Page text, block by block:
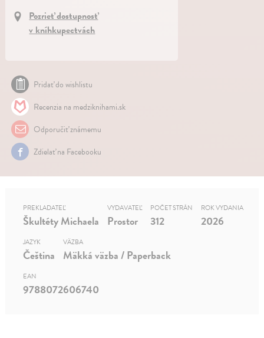
Pozrieť dostupnosť
v kníhkupectvách
Pridať do wishlistu
Recenzia na medziknihami.sk
Odporučiť známemu
Zdielať na Facebooku
PREKLADATEĽ
Škultéty Michaela
VYDAVATEĽ
Prostor
POČET STRÁN
312
ROK VYDANIA
2026
JAZYK
Čeština
VÄZBA
Mäkká väzba / Paperback
EAN
9788072606740